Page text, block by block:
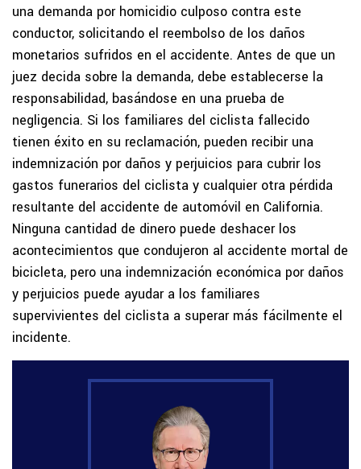
una demanda por homicidio culposo contra este
conductor, solicitando el reembolso de los daños
monetarios sufridos en el accidente. Antes de que un
juez decida sobre la demanda, debe establecerse la
responsabilidad, basándose en una prueba de
negligencia. Si los familiares del ciclista fallecido
tienen éxito en su reclamación, pueden recibir una
indemnización por daños y perjuicios para cubrir los
gastos funerarios del ciclista y cualquier otra pérdida
resultante del accidente de automóvil en California.
Ninguna cantidad de dinero puede deshacer los
acontecimientos que condujeron al accidente mortal de
bicicleta, pero una indemnización económica por daños
y perjuicios puede ayudar a los familiares
supervivientes del ciclista a superar más fácilmente el
incidente.